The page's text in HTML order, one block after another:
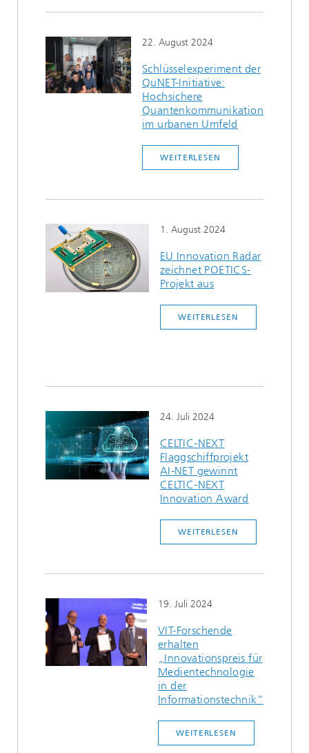
22. August 2024
Schlüsselexperiment der
QuNET-Initiative:
Hochsichere
Quantenkommunikation
im urbanen Umfeld
WEITERLESEN
1. August 2024
EU Innovation Radar
zeichnet POETICS-
Projekt aus
WEITERLESEN
24. Juli 2024
CELTIC-NEXT
Flaggschiffprojekt
AI-NET gewinnt
CELTIC-NEXT
Innovation Award
WEITERLESEN
19. Juli 2024
VIT-Forschende
erhalten
„Innovationspreis für
Medientechnologie
in der
Informationstechnik”
WEITERLESEN